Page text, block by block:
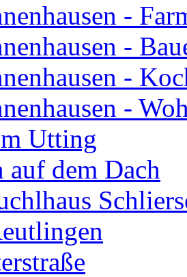
-
-
-
-
Utting
dem Dach